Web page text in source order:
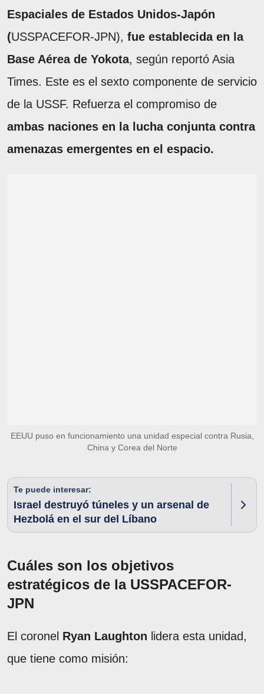
Espaciales de Estados Unidos-Japón
(USSPACEFOR-JPN), fue establecida en la
Base Aérea de Yokota, según reportó Asia
Times. Este es el sexto componente de servicio
de la USSF. Refuerza el compromiso de
ambas naciones en la lucha conjunta contra
amenazas emergentes en el espacio.
EEUU puso en funcionamiento una unidad especial contra Rusia,
China y Corea del Norte
Te puede interesar:
Israel destruyó túneles y un arsenal de
Hezbolá en el sur del Líbano
Cuáles son los objetivos
estratégicos de la USSPACEFOR-
JPN
El coronel Ryan Laughton lidera esta unidad,
que tiene como misión: